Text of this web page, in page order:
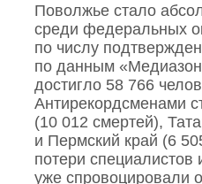
Поволжье стало
среди федеральных
по числу
по данным
достигло 58 766
Антирекордсменами
(10 012 смертей),
и Пермский край (6
потери специалистов
уже спровоцировали